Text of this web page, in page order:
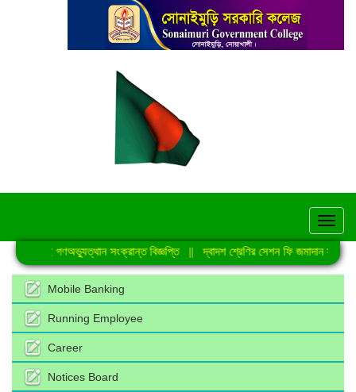
জুলাই গণঅভ্যুত্থান সংক্রান্ত বিজ্ঞপ্তি|| দ্বাদশ শ্রেণির সেশন ফি জমাদান সংক্রান্ত
Mobile Banking
Running Employee
Career
Notices Board